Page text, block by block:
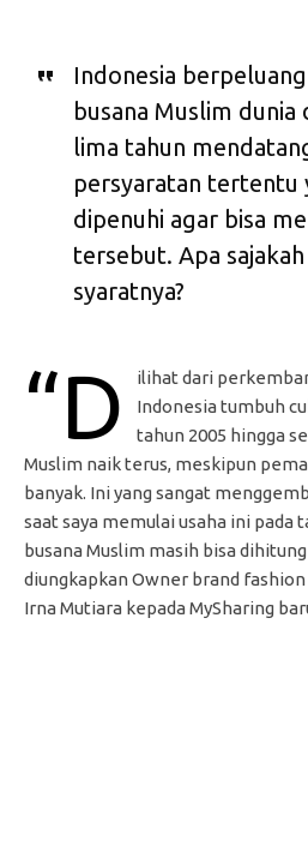
Indonesia
busana Muslim dunia
lima tahun
persyaratan tertentu
dipenuhi agar bisa
tersebut. Apa
syaratnya?
“D
ilihat dari
Indonesia tumbuh
tahun 2005 hingga
Muslim naik terus, meskipun
banyak. Ini yang sangat
saat saya memulai usaha ini pada
busana Muslim masih bisa
diungkapkan Owner brand
Irna Mutiara kepada MySharing